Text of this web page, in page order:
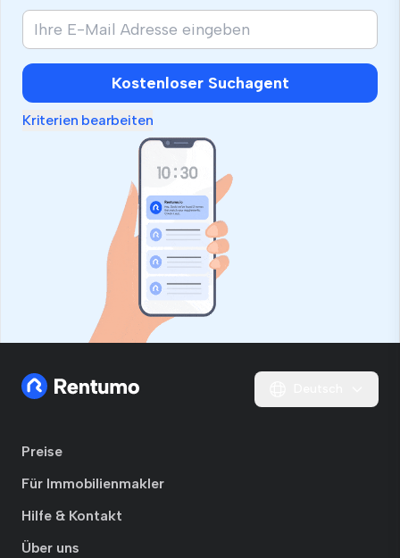
Kostenloser Suchagent
Kriterien bearbeiten
Preise
Für Immobilienmakler
Hilfe & Kontakt
Über uns